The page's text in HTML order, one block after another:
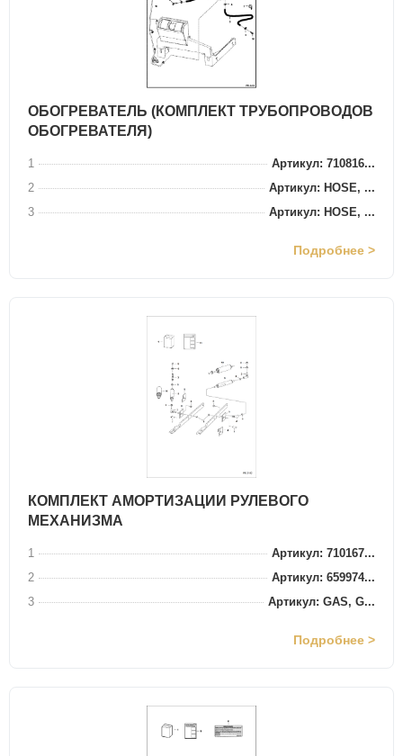
ОБОГРЕВАТЕЛЬ (КОМПЛЕКТ ТРУБОПРОВОДОВ
ОБОГРЕВАТЕЛЯ)
1
Артикул: 710816...
2
Артикул: HOSE, ...
3
Артикул: HOSE, ...
Подробнее >
КОМПЛЕКТ АМОРТИЗАЦИИ РУЛЕВОГО
МЕХАНИЗМА
1
Артикул: 710167...
2
Артикул: 659974...
3
Артикул: GAS, G...
Подробнее >